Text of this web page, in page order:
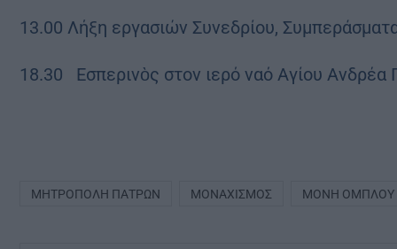
13.00 Λήξη εργασιών Συνεδρίου,
18.30 Εσπερινὸς στον ιερό ναό Αγίου Ανδρέα
ΜΗΤΡΌΠΟΛΗ ΠΑΤΡΏΝ ΜΟΝΑΧΙΣΜΌΣ ΜΟΝΉ ΟΜΠΛΟΎ